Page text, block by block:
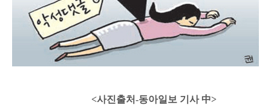
<사진출처-동아일보 기사 中>